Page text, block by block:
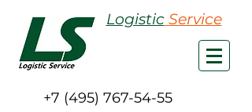
Logistic Service
+7 (495) 767-54-55